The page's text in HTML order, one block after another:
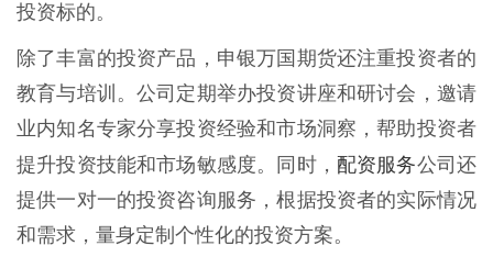
投资标的。
除了丰富的投资产品，申银万国期货还注重投资者的
教育与培训。公司定期举办投资讲座和研讨会，邀请
业内知名专家分享投资经验和市场洞察，帮助投资者
提升投资技能和市场敏感度。同时， 配资服务公司还
提供一对一的投资咨询服务，根据投资者的实际情况
和需求，量身定制个性化的投资方案。